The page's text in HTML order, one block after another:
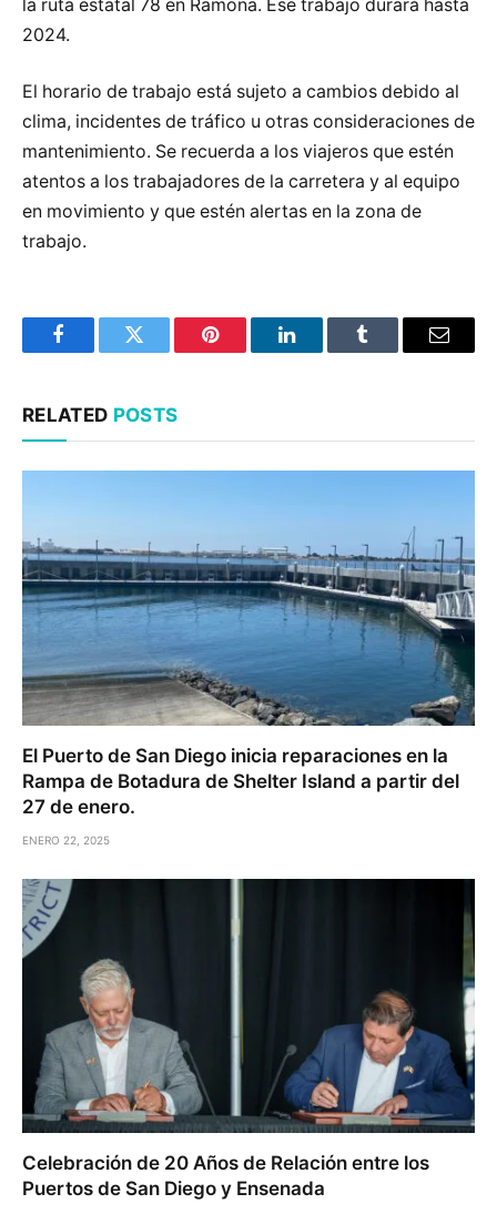
la ruta estatal 78 en Ramona. Ese trabajo durará hasta
2024.
El horario de trabajo está sujeto a cambios debido al
clima, incidentes de tráfico u otras consideraciones de
mantenimiento. Se recuerda a los viajeros que estén
atentos a los trabajadores de la carretera y al equipo
en movimiento y que estén alertas en la zona de
trabajo.
FacebookTwitter Pinterest LinkedInTumblr Email
RELATED POSTS
El Puerto de San Diego inicia reparaciones en la
Rampa de Botadura de Shelter Island a partir del
27 de enero.
ENERO 22, 2025
Celebración de 20 Años de Relación entre los
Puertos de San Diego y Ensenada